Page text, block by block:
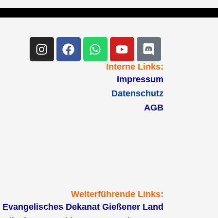
Instagram
FacebookWhatsapp
YoutubeDiscord
Interne Links:
Impressum
Datenschutz
AGB
Weiterführende Links:
Evangelisches Dekanat Gießener Land